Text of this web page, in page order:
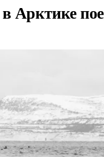
Арктике